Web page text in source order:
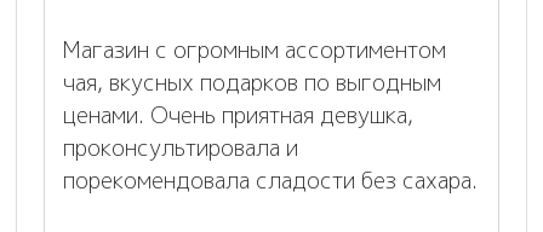
Магазин с огромным ассортиментом
чая, вкусных подарков по выгодным
ценами. Очень приятная девушка,
проконсультировала и
порекомендовала сладости без сахара.